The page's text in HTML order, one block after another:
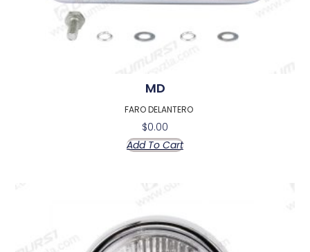
MD
FARO DELANTERO
$0.00
Add To Cart